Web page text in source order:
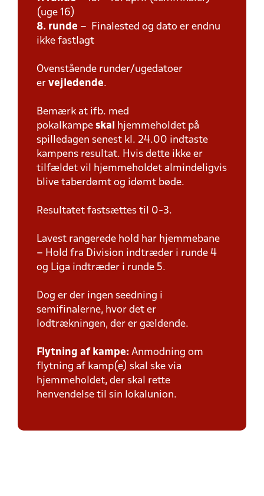
(uge 16)
8. runde – Finalested og dato er endnu
ikke fastlagt
Ovenstående runder/ugedatoer
er vejledende.
Bemærk at ifb. med
pokalkampe skal
hjemmeholdet på
spilledagen senest kl. 24.00 indtaste
kampens resultat. Hvis dette ikke er
tilfældet vil hjemmeholdet almindeligvis
blive taberdømt og idømt bøde.
Resultatet fastsættes til 0-3.
Lavest rangerede hold har hjemmebane
– Hold fra Division indtræder i runde 4
og Liga indtræder i runde 5.
Dog er der ingen seedning i
semifinalerne, hvor det er
lodtrækningen, der er gældende.
Flytning af kampe: Anmodning om
flytning af kamp(e) skal ske via
hjemmeholdet, der skal rette
henvendelse til sin lokalunion.